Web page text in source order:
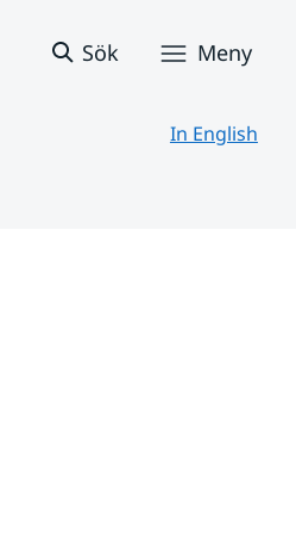
Sök Meny
In English